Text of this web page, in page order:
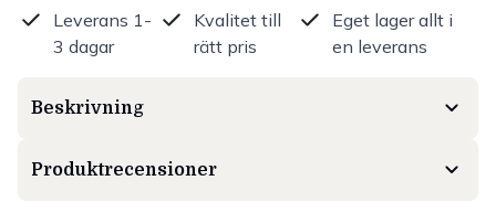
Leverans 1-
3 dagar
Kvalitet till
rätt pris
Eget lager allt i
en leverans
Beskrivning
Produktrecensioner